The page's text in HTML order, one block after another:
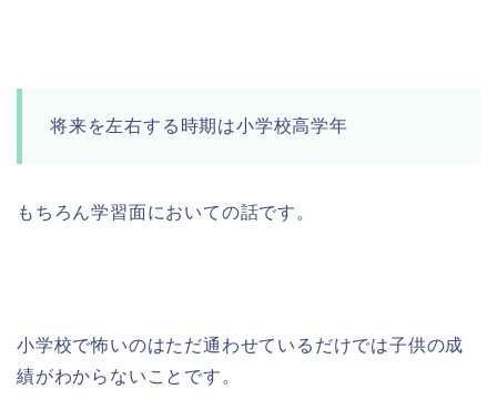
将来を左右する時期は小学校高学年
もちろん学習面においての話です。
小学校で怖いのはただ通わせているだけでは子供の成
績がわからないことです。